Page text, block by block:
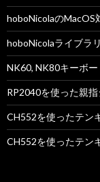
hoboNicolaのMacOS
hoboNicolaライブラ
NK60, NK80キーボ
RP2040を使った親
CH552を使ったテン
CH552を使ったテン